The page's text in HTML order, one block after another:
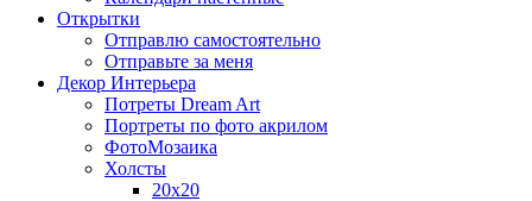
Открытки
Отправлю самостоятельно
Отправьте за меня
Декор Интерьера
Потреты Dream Art
Портреты по фото акрилом
ФотоМозаика
Холсты
20х20